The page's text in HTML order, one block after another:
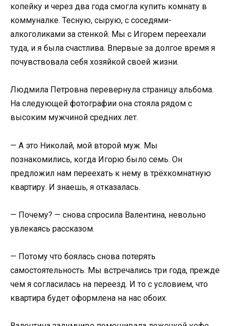
копейку и через два года смогла купить комнату в
коммуналке. Тесную, сырую, с соседями-
алкоголиками за стенкой. Мы с Игорем переехали
туда, и я была счастлива. Впервые за долгое время я
почувствовала себя хозяйкой своей жизни.
Людмила Петровна перевернула страницу альбома.
На следующей фотографии она стояла рядом с
высоким мужчиной средних лет.
— А это Николай, мой второй муж. Мы
познакомились, когда Игорю было семь. Он
предложил нам переехать к нему в трёхкомнатную
квартиру. И знаешь, я отказалась.
— Почему? — снова спросила Валентина, невольно
увлекаясь рассказом.
— Потому что боялась снова потерять
самостоятельность. Мы встречались три года, прежде
чем я согласилась на переезд. И то с условием, что
квартира будет оформлена на нас обоих.